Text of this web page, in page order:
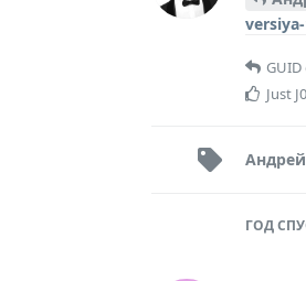
GUID
Just
Андрей
ГОД